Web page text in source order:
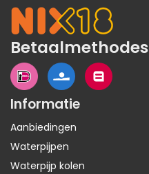
Betaalmethodes
Informatie
Aanbiedingen
Waterpijpen
Waterpijp kolen